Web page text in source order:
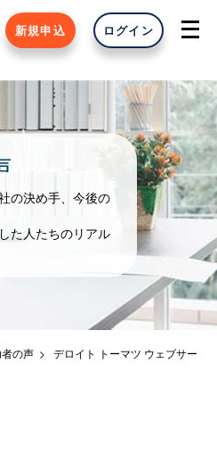
新規申込 ログイン
の決め手、今後の
た人たちのリアル
の声
デロイト トーマツ ウェブサー